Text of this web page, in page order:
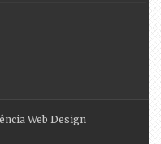
Web Design